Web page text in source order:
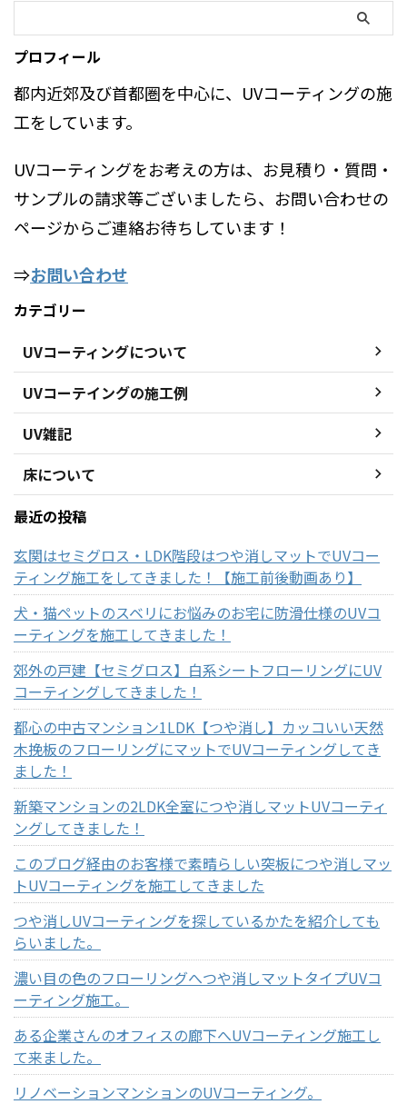
プロフィール
都内近郊及び首都圏を中心に、UVコーティングの施
工をしています。
UVコーティングをお考えの方は、お見積り・質問・
サンプルの請求等ございましたら、お問い合わせの
ページからご連絡お待ちしています！
⇒お問い合わせ
カテゴリー
UVコーティングについて
UVコーテイングの施工例
UV雑記
床について
最近の投稿
玄関はセミグロス・LDK階段はつや消しマットでUVコー
ティング施工をしてきました！【施工前後動画あり】
犬・猫ペットのスベリにお悩みのお宅に防滑仕様のUVコ
ーティングを施工してきました！
郊外の戸建【セミグロス】白系シートフローリングにUV
コーティングしてきました！
都心の中古マンション1LDK【つや消し】カッコいい天然
木挽板のフローリングにマットでUVコーティングしてき
ました！
新築マンションの2LDK全室につや消しマットUVコーティ
ングしてきました！
このブログ経由のお客様で素晴らしい突板につや消しマッ
トUVコーティングを施工してきました
つや消しUVコーティングを探しているかたを紹介しても
らいました。
濃い目の色のフローリングへつや消しマットタイプUVコ
ーティング施工。
ある企業さんのオフィスの廊下へUVコーティング施工し
て来ました。
リノベーションマンションのUVコーティング。